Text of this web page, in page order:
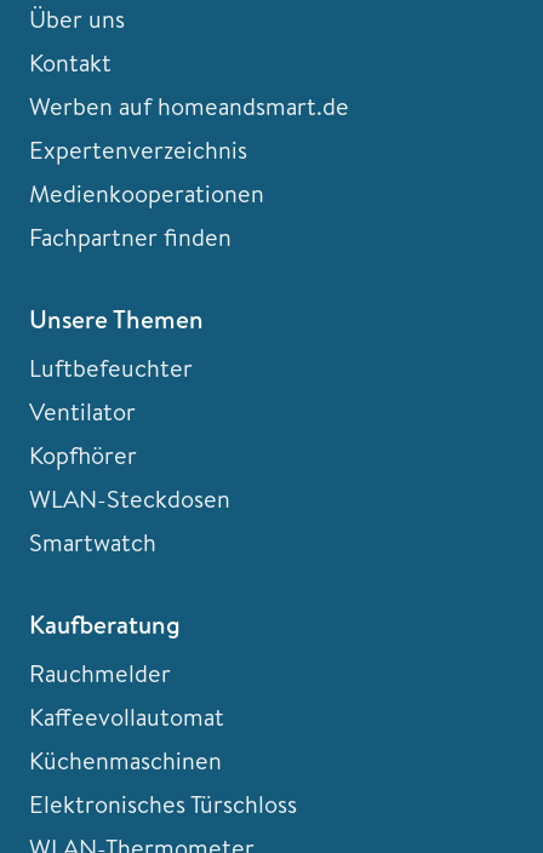
Über uns
Kontakt
Werben auf homeandsmart.de
Expertenverzeichnis
Medienkooperationen
Fachpartner finden
Unsere Themen
Luftbefeuchter
Ventilator
Kopfhörer
WLAN-Steckdosen
Smartwatch
Kaufberatung
Rauchmelder
Kaffeevollautomat
Küchenmaschinen
Elektronisches Türschloss